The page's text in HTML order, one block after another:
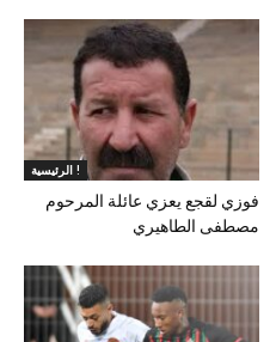
الرئيسية !
فوزي لقجع يعزي عائلة المرحوم
مصطفى الطاهيري